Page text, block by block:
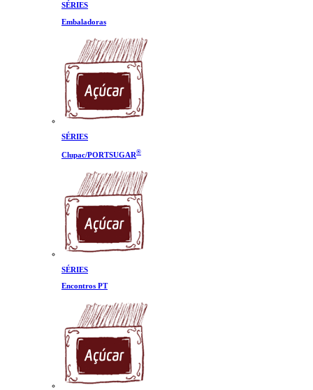
SÉRIES
Embaladoras
SÉRIES
Clupac/PORTSUGAR®
SÉRIES
Encontros PT